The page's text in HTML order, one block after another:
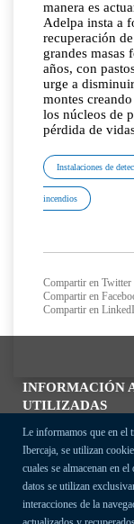
INFORMACIÓN
UTILIZADAS
Le informamos que en el
Ibercaja, se utilizan
cuales se almacenan en
datos se utilizan
interacciones de la
manera es
Adelpa insta a
recuperación
grandes masas
años, con
urge a
montes
los núcleos de
pérdida de
Instalaciones de
incendios
Compartir en Twitter
Compartir en
Compartir en